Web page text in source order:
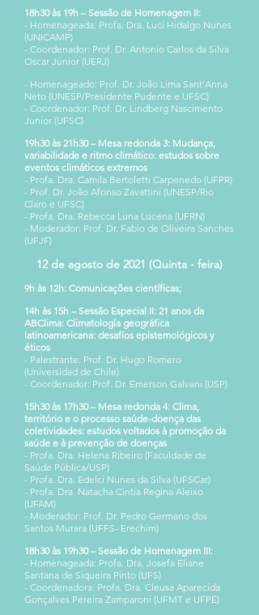
18h30 às 19h – Sessão de Homenagem II:
- Homenageada: Profa. Dra. Lucí Hidalgo Nunes
(UNICAMP)
- Coordenador: Prof. Dr. Antonio Carlos da Silva
Oscar Júnior (UERJ)
- Homenageado: Prof. Dr. João Lima Sant’Anna
Neto (UNESP/Presidente Pudente e UFSC)
- Coordenador: Prof. Dr. Lindberg Nascimento
Junior (UFSC)
19h30 às 21h30 – Mesa redonda 3: Mudança,
variabilidade e ritmo climático: estudos sobre
eventos climáticos extremos
- Profa. Dra. Camila Bertoletti Carpenedo (UFPR)
- Prof. Dr. João Afonso Zavattini (UNESP/Rio
Claro e UFSC)
- Profa. Dra. Rebecca Luna Lucena (UFRN)
- Moderador: Prof. Dr. Fabio de Oliveira Sanches
(UFJF)
12 de agosto de 2021 (Quinta - feira)
9h às 12h: Comunicações científicas;
14h às 15h – Sessão Especial II: 21 anos da
ABClima: Climatología geográfica
latinoamericana: desafíos epistemológicos y
éticos
- Palestrante: Prof. Dr. Hugo Romero
(Universidad de Chile)
- Coordenador: Prof. Dr. Emerson Galvani (USP)
15h30 às 17h30 – Mesa redonda 4: Clima,
território e o processo saúde-doença das
coletividades: estudos voltados à promoção da
saúde e à prevenção de doenças
- Profa. Dra. Helena Ribeiro (Faculdade de
Saúde Pública/USP)
- Profa. Dra. Edelci Nunes da Silva (UFSCar)
- Profa. Dra. Natacha Cintia Regina Aleixo
(UFAM)
- Moderador: Prof. Dr. Pedro Germano dos
Santos Murara (UFFS- Erechim)
18h30 às 19h30 – Sessão de Homenagem III:
- Homenageada: Profa. Dra. Josefa Eliane
Santana de Siqueira Pinto (UFS)
- Coordenadora: Profa. Dra. Cleusa Aparecida
Gonçalves Pereira Zamparoni (UFMT e UFPE)